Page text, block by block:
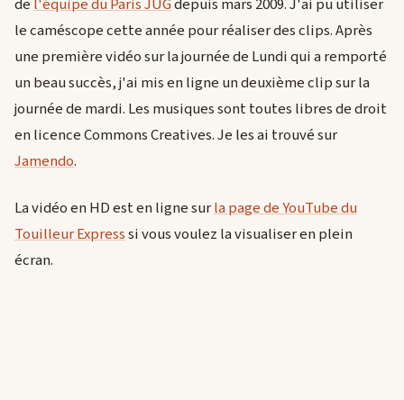
del'équipe du Paris JUGdepuis mars 2009. J'ai pu utiliser
le caméscope cette année pour réaliser des clips. Après
une première vidéo sur la journée de Lundi qui a remporté
un beau succès, j'ai mis en ligne un deuxième clip sur la
journée de mardi. Les musiques sont toutes libres de droit
en licence Commons Creatives. Je les ai trouvé sur
Jamendo.
La vidéo en HD est en ligne surla page de YouTube du
Touilleur Expresssi vous voulez la visualiser en plein
écran.